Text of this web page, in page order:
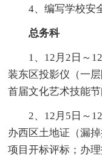
4、编写学校安
总务科
1、12月2日～12
装东区投影仪（一
首届文化艺术技能
2、12月5日～12
办西区土地证（漏
项目开标评标；办